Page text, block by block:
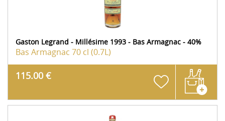
Gaston Legrand - Millésime 1993 - Bas Armagnac - 40%
Bas Armagnac 70 cl (0.7L)
115.00 €